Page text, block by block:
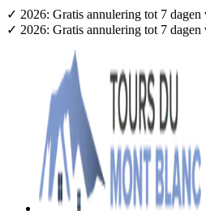
✓ 2026: Gratis annulering tot 7
✓ 2026: Gratis annulering tot 7